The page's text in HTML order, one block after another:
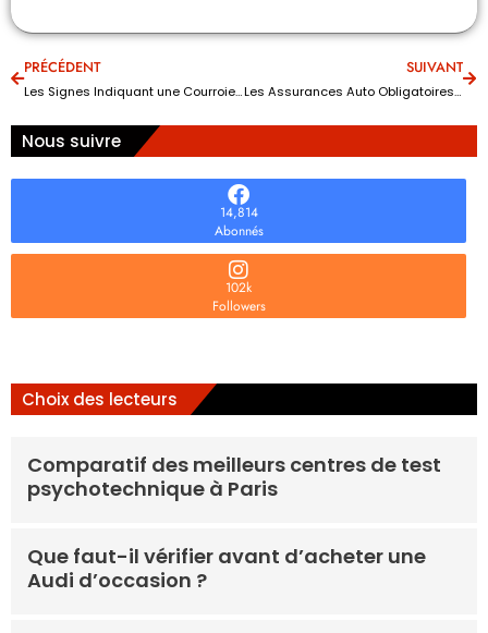
PRÉCÉDENT
Les Signes Indiquant une Courroie Usée dans Votre Véhicule
SUIVANT
Les Assurances Auto Obligatoires : Ce Que Vous Devez Savoir
Nous suivre
14,814
Abonnés
102k
Followers
Choix des lecteurs
Comparatif des meilleurs centres de test
psychotechnique à Paris
Que faut-il vérifier avant d’acheter une
Audi d’occasion ?